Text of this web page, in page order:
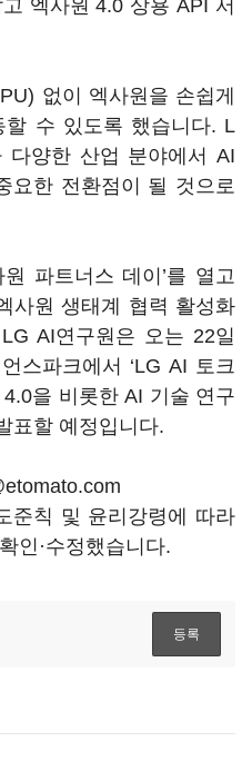
엑사원 4.0 상용 API 서
없이 엑사원을 손쉽게
할 수 있도록 했습니다. L
다양한 산업 분야에서 AI
요한 전환점이 될 것으로
파트너스 데이’를 열고
사원 생태계 협력 활성화
AI연구원은 오는 22일
스파크에서 ‘LG AI 토크
을 비롯한 AI 기술 연구
표할 예정입니다.
준칙 및 윤리강령에 따라
인·수정했습니다.